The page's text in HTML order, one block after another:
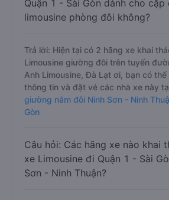
Quận 1 - Sài Gòn dành cho cặp
limousine phòng đôi không?
Trả lời: Hiện tại có 2 hãng xe khai
Limousine giường đôi trên tuyến
Anh Limousine, Đà Lạt ơi, bạn có
thông tin và đặt vé các nhà xe này
giường nằm đôi Ninh Sơn - Ninh
Gòn
Câu hỏi: Các hãng xe nào khai
xe Limousine đi Quận 1 - Sài
Sơn - Ninh Thuận?